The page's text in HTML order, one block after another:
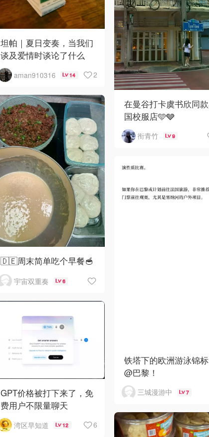
坦帕｜夏日变奏，当我们
谈及爱情时谈论了什么
aman910316 14 2
在曼谷打卡虞书欣同
国校服店🩵🩶
衔青竹 9
🇩🇪周末简单吃个早餐🥣
宇宙双重奏 6
铁塔下的欧洲游泳锦
@巴黎！
三城漫游中 7
GPT价格被打下来了，免
费用户不限量聊天
湾区早知道 12 6